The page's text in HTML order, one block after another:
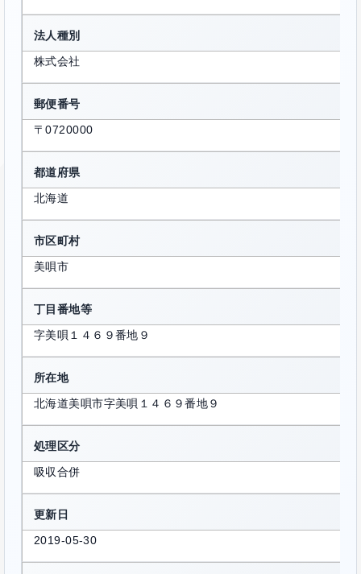
法人種別
株式会社
郵便番号
〒0720000
都道府県
北海道
市区町村
美唄市
丁目番地等
字美唄１４６９番地９
所在地
北海道美唄市字美唄１４６９番地９
処理区分
吸収合併
更新日
2019-05-30